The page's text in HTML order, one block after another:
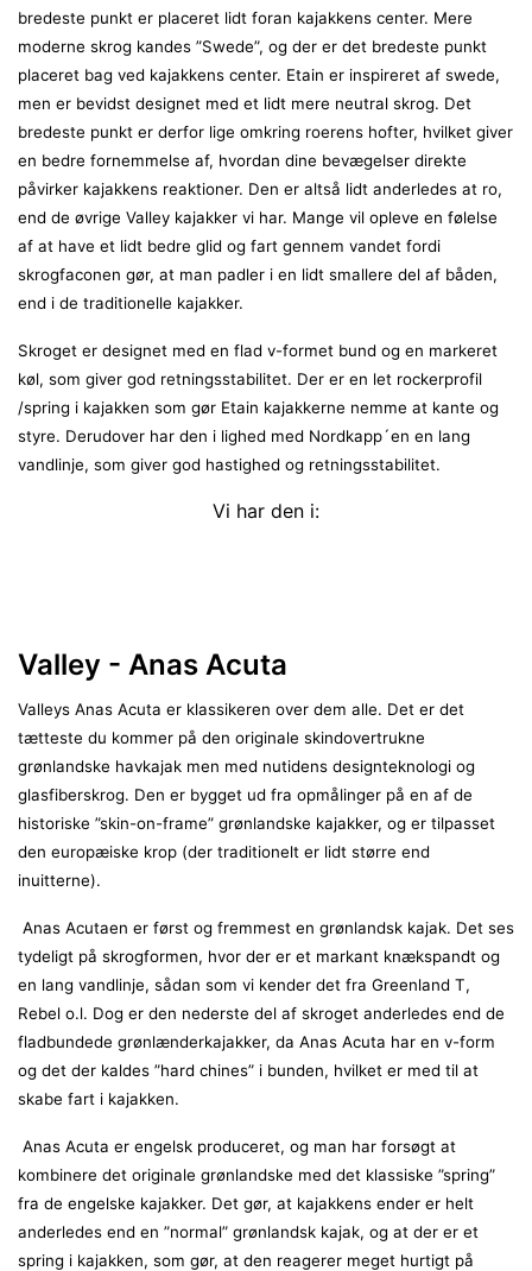
bredeste punkt er placeret lidt foran kajakkens center. Mere
moderne skrog kandes ”Swede”, og der er det bredeste punkt
placeret bag ved kajakkens center. Etain er inspireret af swede,
men er bevidst designet med et lidt mere neutral skrog. Det
bredeste punkt er derfor lige omkring roerens hofter, hvilket giver
en bedre fornemmelse af, hvordan dine bevægelser direkte
påvirker kajakkens reaktioner. Den er altså lidt anderledes at ro,
end de øvrige Valley kajakker vi har. Mange vil opleve en følelse
af at have et lidt bedre glid og fart gennem vandet fordi
skrogfaconen gør, at man padler i en lidt smallere del af båden,
end i de traditionelle kajakker.
Skroget er designet med en flad v-formet bund og en markeret
køl, som giver god retningsstabilitet. Der er en let rockerprofil
/spring i kajakken som gør Etain kajakkerne nemme at kante og
styre. Derudover har den i lighed med Nordkapp´en en lang
vandlinje, som giver god hastighed og retningsstabilitet.
Vi har den i:
Valley - Anas Acuta
Valleys Anas Acuta er klassikeren over dem alle. Det er det
tætteste du kommer på den originale skindovertrukne
grønlandske havkajak men med nutidens designteknologi og
glasfiberskrog. Den er bygget ud fra opmålinger på en af de
historiske ”skin-on-frame” grønlandske kajakker, og er tilpasset
den europæiske krop (der traditionelt er lidt større end
inuitterne).
Anas Acutaen er først og fremmest en grønlandsk kajak. Det ses
tydeligt på skrogformen, hvor der er et markant knækspandt og
en lang vandlinje, sådan som vi kender det fra Greenland T,
Rebel o.l. Dog er den nederste del af skroget anderledes end de
fladbundede grønlænderkajakker, da Anas Acuta har en v-form
og det der kaldes ”hard chines” i bunden, hvilket er med til at
skabe fart i kajakken.
Anas Acuta er engelsk produceret, og man har forsøgt at
kombinere det originale grønlandske med det klassiske ”spring”
fra de engelske kajakker. Det gør, at kajakkens ender er helt
anderledes end en ”normal” grønlandsk kajak, og at der er et
spring i kajakken, som gør, at den reagerer meget hurtigt på